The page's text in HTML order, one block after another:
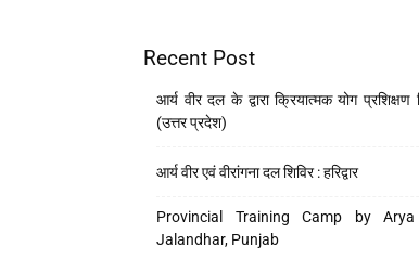
Recent Post
आर्य वीर दल के द्वारा क्रियात्मक योग प्रशिक्षण
(उत्तर प्रदेश)
आर्य वीर एवं वीरांगना दल शिविर : हरिद्वार
Provincial Training Camp by
Jalandhar, Punjab